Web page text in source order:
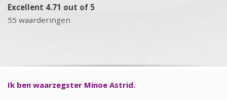
Excellent 4.71 out of 5
55 waarderingen
Ik ben waarzegster Minoe Astrid.